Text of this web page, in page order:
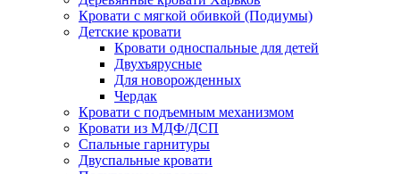
Кровати с мягкой обивкой (Подиумы)
Детские кровати
Кровати односпальные для детей
Двухъярусные
Для новорожденных
Чердак
Кровати с подъемным механизмом
Кровати из МДФ/ДСП
Спальные гарнитуры
Двуспальные кровати